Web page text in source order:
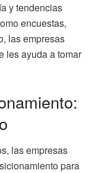
y tendencias
encuestas,
las empresas
les ayuda a tomar
las empresas
para